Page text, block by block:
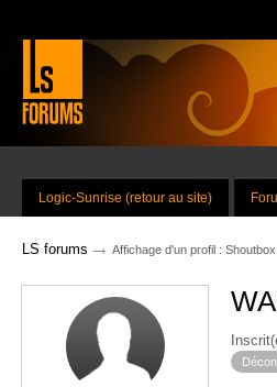
Logic-Sunrise (retour au site)
LS forums → Affichage d'un profil :